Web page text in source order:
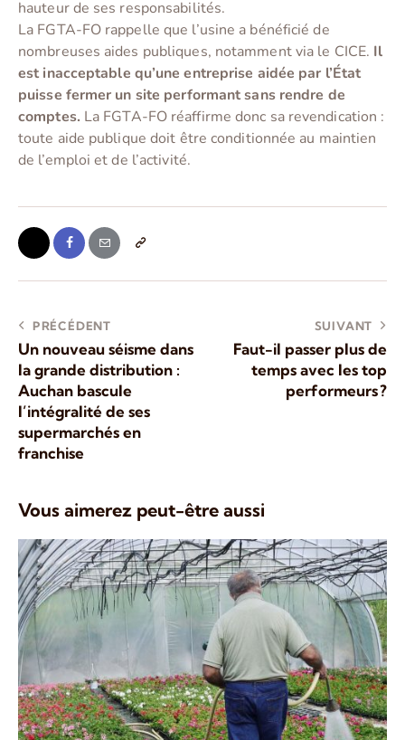
hauteur de ses responsabilités.
La FGTA-FO rappelle que l’usine a bénéficié de
nombreuses aides publiques, notamment via le CICE. Il
est inacceptable qu’une entreprise aidée par l’État
puisse fermer un site performant sans rendre de
comptes. La FGTA-FO réaffirme donc sa revendication :
toute aide publique doit être conditionnée au maintien
de l’emploi et de l’activité.
PRÉCÉDENT
Un nouveau séisme dans
la grande distribution :
Auchan bascule
l’intégralité de ses
supermarchés en
franchise
SUIVANT
Faut-il passer plus de
temps avec les top
performeurs ?
Vous aimerez peut-être aussi